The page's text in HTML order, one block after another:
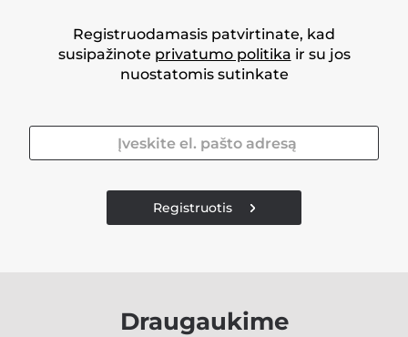
Registruodamasis patvirtinate, kad
susipažinote privatumo politika ir su jos
nuostatomis sutinkate
Registruotis
Draugaukime